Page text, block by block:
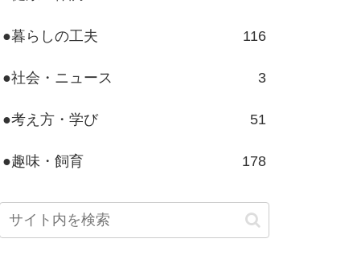
●暮らしの工夫 116
●社会・ニュース 3
●考え方・学び 51
●趣味・飼育 178